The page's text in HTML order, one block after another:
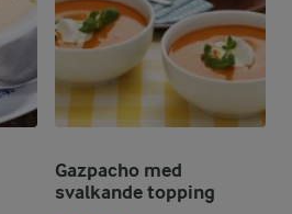
Gazpacho med
svalkande topping